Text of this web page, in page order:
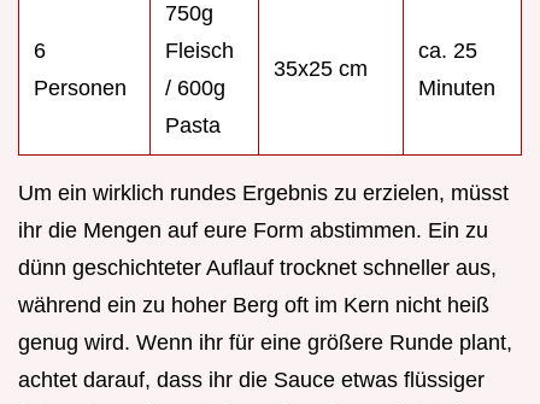
6
Personen
750g
Fleisch
/ 600g
Pasta
35x25 cm
ca. 25
Minuten
Um ein wirklich rundes Ergebnis zu erzielen, müsst
ihr die Mengen auf eure Form abstimmen. Ein zu
dünn geschichteter Auflauf trocknet schneller aus,
während ein zu hoher Berg oft im Kern nicht heiß
genug wird. Wenn ihr für eine größere Runde plant,
achtet darauf, dass ihr die Sauce etwas flüssiger